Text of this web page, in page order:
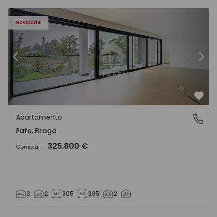
Novidade
Anterior
Fafe, Braga
Apartamento
Fafe, Braga
Comprar 325.800 €
3 2 305 305 2